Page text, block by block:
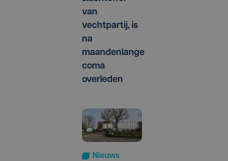
van
vechtpartij, is
na
maandenlange
coma
overleden
Nieuws